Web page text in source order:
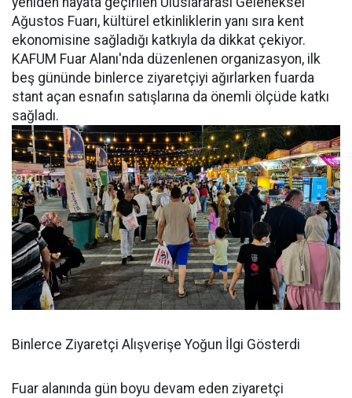
Ağustos Fuarı, kültürel etkinliklerin yanı sıra kent
ekonomisine sağladığı katkıyla da dikkat çekiyor.
KAFUM Fuar Alanı'nda düzenlenen organizasyon, ilk
beş gününde binlerce ziyaretçiyi ağırlarken fuarda
stant açan esnafın satışlarına da önemli ölçüde katkı
sağladı.
Binlerce Ziyaretçi Alışverişe Yoğun İlgi Gösterdi
Fuar alanında gün boyu devam eden ziyaretçi